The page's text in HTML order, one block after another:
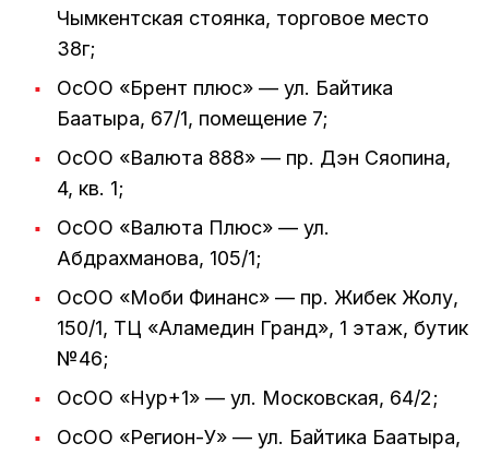
Чымкентская стоянка, торговое место
38г;
ОсОО «Брент плюс» — ул. Байтика
Баатыра, 67/1, помещение 7;
ОсОО «Валюта 888» — пр. Дэн Сяопина,
4, кв. 1;
ОсОО «Валюта Плюс» — ул.
Абдрахманова, 105/1;
ОсОО «Моби Финанс» — пр. Жибек Жолу,
150/1, ТЦ «Аламедин Гранд», 1 этаж, бутик
№46;
ОсОО «Нур+1» — ул. Московская, 64/2;
ОсОО «Регион-У» — ул. Байтика Баатыра,